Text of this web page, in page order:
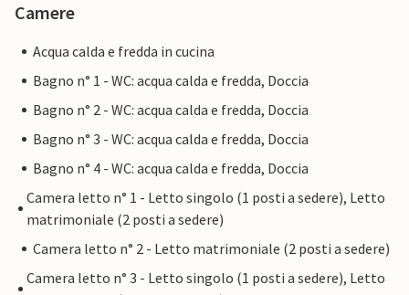
Camere
Acqua calda e fredda in cucina
Bagno n° 1 - WC: acqua calda e fredda, Doccia
Bagno n° 2 - WC: acqua calda e fredda, Doccia
Bagno n° 3 - WC: acqua calda e fredda, Doccia
Bagno n° 4 - WC: acqua calda e fredda, Doccia
Camera letto n° 1 - Letto singolo (1 posti a sedere), Letto
matrimoniale (2 posti a sedere)
Camera letto n° 2 - Letto matrimoniale (2 posti a sedere)
Camera letto n° 3 - Letto singolo (1 posti a sedere), Letto